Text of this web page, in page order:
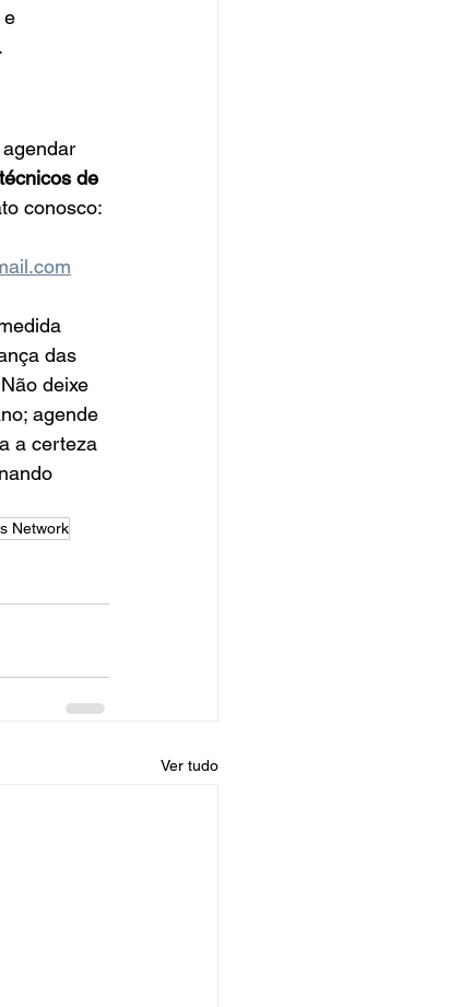
e
técnicos de
conosco:
das
deixe
agende
a certeza
Network
Ver tudo